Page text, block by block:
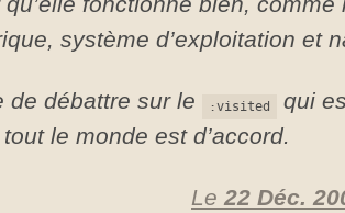
système d’exploitation et
de débattre sur le :visited
qui
le monde est d’accord.
Le 22 Déc.